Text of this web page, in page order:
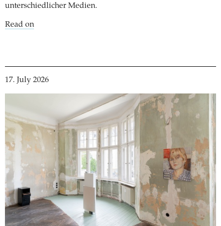
unterschiedlicher Medien.
Read on
17. July 2026